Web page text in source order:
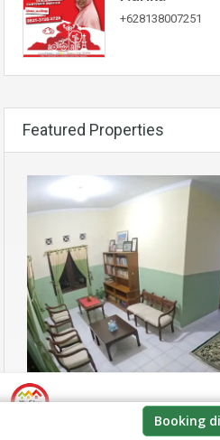
+628138007251
Featured Properties
We Stay Customer
Booking